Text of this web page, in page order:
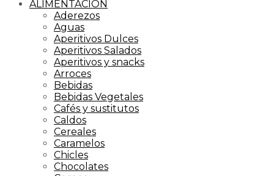
ALIMENTACIÓN
Aderezos
Aguas
Aperitivos Dulces
Aperitivos Salados
Aperitivos y snacks
Arroces
Bebidas
Bebidas Vegetales
Cafés y sustitutos
Caldos
Cereales
Caramelos
Chicles
Chocolates